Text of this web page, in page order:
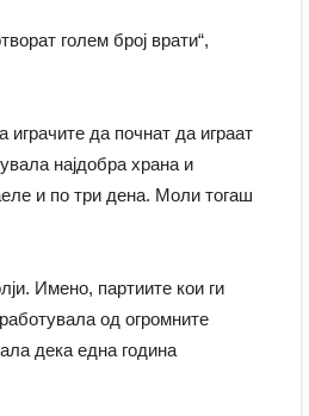
голем број врати“,
да почнат да играат
најдобра храна и
и по три дена. Моли тогаш
Имено, партиите кои ги
од огромните
дека една година